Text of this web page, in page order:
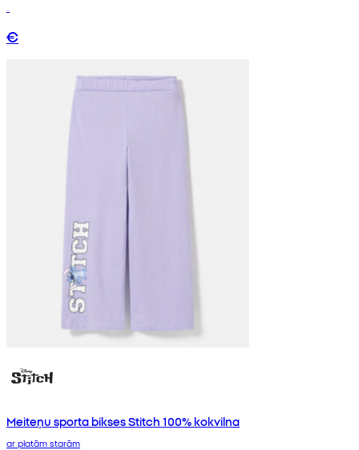
€
Meiteņu sporta bikses Stitch 100% kokvilna
ar platām starām